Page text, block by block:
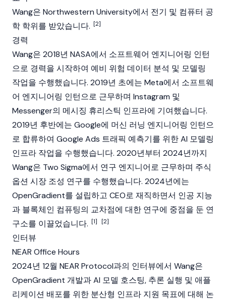
Wang은 Northwestern University에서 전기 및 컴퓨터 공
학 학위를 받았습니다. [2]
경력
Wang은 2018년 NASA에서 소프트웨어 엔지니어링 인턴
으로 경력을 시작하여 예비 위험 데이터 분석 및 모델링
작업을 수행했습니다. 2019년 초에는 Meta에서 소프트웨
어 엔지니어링 인턴으로 근무하며 Instagram 및
Messenger의 메시징 휴리스틱 인프라에 기여했습니다.
2019년 후반에는 Google에 머신 러닝 엔지니어링 인턴으
로 합류하여 Google Ads 트래픽 예측기를 위한 AI 모델링
인프라 작업을 수행했습니다. 2020년부터 2024년까지
Wang은 Two Sigma에서 연구 엔지니어로 근무하며 주식
옵션 시장 조성 연구를 수행했습니다. 2024년에는
OpenGradient를 설립하고 CEO로 재직하면서 인공 지능
과 블록체인 컴퓨팅의 교차점에 대한 연구에 중점을 둔 연
구소를 이끌었습니다. [1] [2]
인터뷰
NEAR Office Hours
2024년 12월 NEAR Protocol과의 인터뷰에서 Wang은
OpenGradient 개발과 AI 모델 호스팅, 추론 실행 및 애플
리케이션 배포를 위한 분산형 인프라 지원 목표에 대해 논